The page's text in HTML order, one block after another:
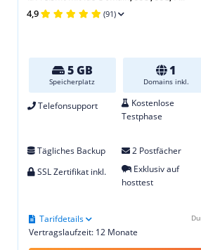
4,9 (91)
5 GB
Speicherplatz
1
Domains inkl.
Telefonsupport
Kostenlose
Testphase
Tägliches Backup
2 Postfächer
SSL Zertifikat inkl.
Exklusiv auf
hosttest
Vertragslaufzeit: 12 Monate
Tarifdetails